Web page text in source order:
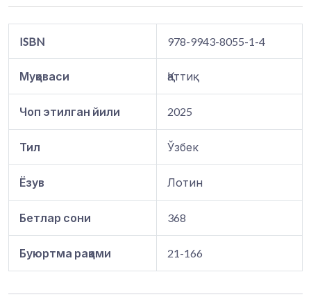
ISBN 978-9943-8055-1-4
Муқоваси Қаттиқ
Чоп этилган йили 2025
Тил Ўзбек
Ёзув Лотин
Бетлар сони 368
Буюртма рақами 21-166